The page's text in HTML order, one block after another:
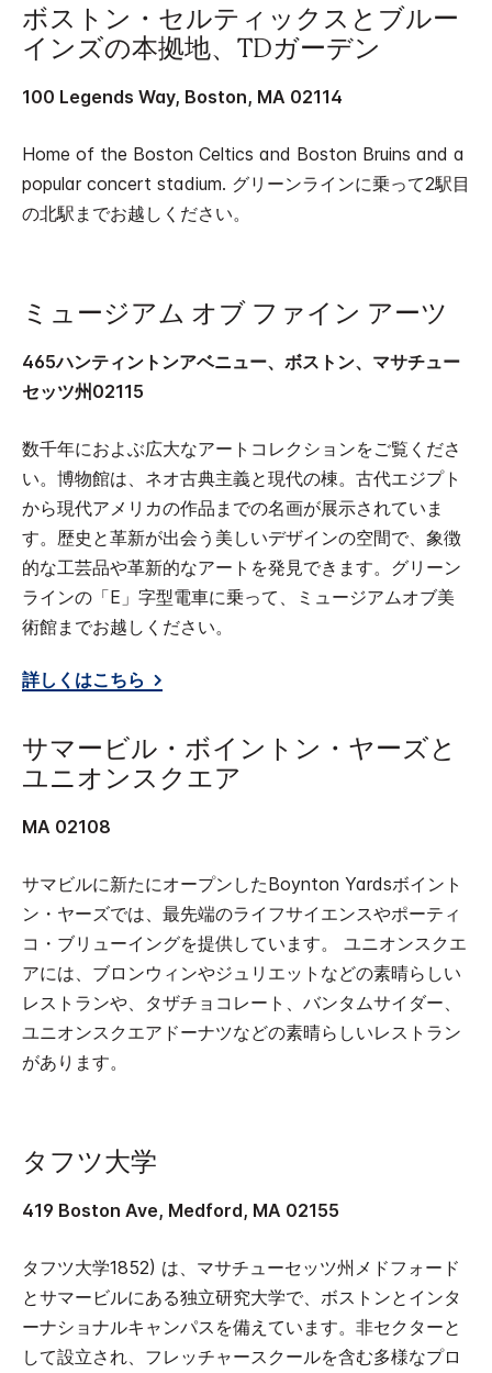
ボストン・セルティックスとブルー
インズの本拠地、TDガーデン
100 Legends Way, Boston, MA 02114
Home of the Boston Celtics and Boston Bruins and a
popular concert stadium. グリーンラインに乗って2駅目
の北駅までお越しください。
ミュージアム オブ ファイン アーツ
465ハンティントンアベニュー、ボストン、マサチュー
セッツ州02115
数千年におよぶ広大なアートコレクションをご覧くださ
い。博物館は、ネオ古典主義と現代の棟。古代エジプト
から現代アメリカの作品までの名画が展示されていま
す。歴史と革新が出会う美しいデザインの空間で、象徴
的な工芸品や革新的なアートを発見できます。グリーン
ラインの「E」字型電車に乗って、ミュージアムオブ美
術館までお越しください。
詳しくはこちら
サマービル・ボイントン・ヤーズと
ユニオンスクエア
MA 02108
サマビルに新たにオープンしたBoynton Yardsボイント
ン・ヤーズでは、最先端のライフサイエンスやポーティ
コ・ブリューイングを提供しています。 ユニオンスクエ
アには、ブロンウィンやジュリエットなどの素晴らしい
レストランや、タザチョコレート、バンタムサイダー、
ユニオンスクエアドーナツなどの素晴らしいレストラン
があります。
タフツ大学
419 Boston Ave, Medford, MA 02155
タフツ大学1852) は、マサチューセッツ州メドフォード
とサマービルにある独立研究大学で、ボストンとインタ
ーナショナルキャンパスを備えています。非セクターと
して設立され、フレッチャースクールを含む多様なプロ